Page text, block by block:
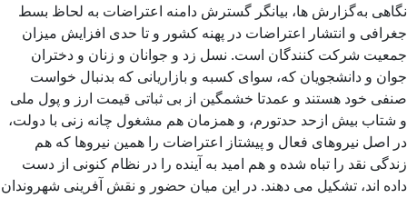
نگاهی به‌گزارش ها، بیانگر گسترش دامنه اعتراضات به لحاظ بسط
جغرافی و انتشار اعتراضات در پهنه کشور و تا حدی افزایش میزان
جمعیت شرکت کنندگان است. نسل زد و جوانان و زنان و دختران
جوان و دانشجویان که، سوای کسبه و بازاریانی که بدنبال خواست
صنفی خود هستند و عمدتا خشمگین از بی ثباتی قیمت ارز و پول ملی
و شتاب بیش ازحد حدتورم، و همزمان هم مشغول چانه زنی با دولت،
در اصل نیروهای فعال و پیشتاز اعتراضات را همین نیروها که هم
زندگی نقد را تباه شده و هم امید به آینده را در نظام کنونی از دست
داده اند، تشکیل می دهند. در این میان حضور و نقش آفرینی شهروندان